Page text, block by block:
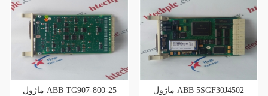
ماژول ABB TG907-800-25
ماژول ABB 5SGF30J4502